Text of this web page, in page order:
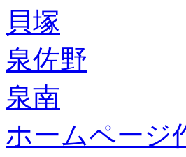
貝塚
泉佐野
泉南
ホームページ